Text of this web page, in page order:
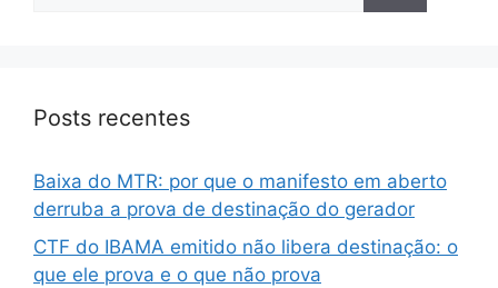
Posts recentes
Baixa do MTR: por que o manifesto em aberto
derruba a prova de destinação do gerador
CTF do IBAMA emitido não libera destinação: o
que ele prova e o que não prova